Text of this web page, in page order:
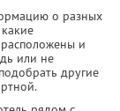
о разных
и
или не
другие